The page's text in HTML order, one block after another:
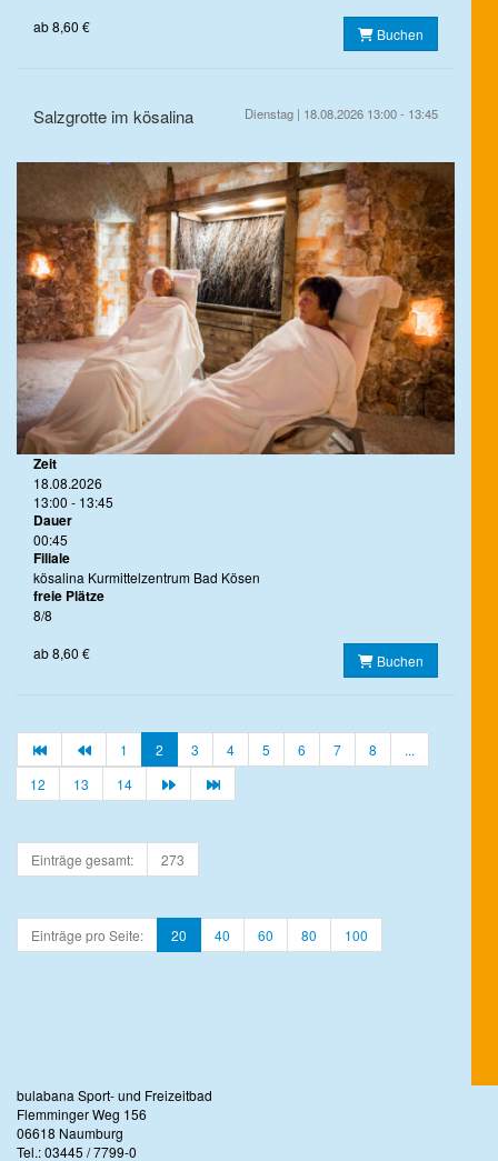
ab 8,60 €
Buchen
Salzgrotte im kösalina Dienstag | 18.08.2026 13:00 - 13:45
Zeit
18.08.2026
13:00 - 13:45
Dauer
00:45
Filiale
kösalina Kurmittelzentrum Bad Kösen
freie Plätze
8/8
ab 8,60 €
Buchen
1 2 3 4 5 6 7 8
...
12
13 14
Einträge gesamt: 273
Einträge pro Seite: 20 40 60 80 100
bulabana Sport- und Freizeitbad
Flemminger Weg 156
06618 Naumburg
Tel.: 03445 / 7799-0